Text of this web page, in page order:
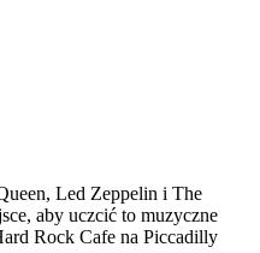
Led Zeppelin i The
aby uczcić to muzyczne
Rock Cafe na Piccadilly